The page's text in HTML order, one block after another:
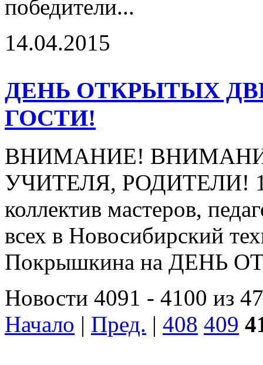
победители...
14.04.2015
ДЕНЬ ОТКРЫТЫХ
ГОСТИ!
ВНИМАНИЕ!
УЧИТЕЛЯ, РОДИТЕЛИ! 15
коллектив мастеров,
всех в Новосибирский
Покрышкина на ДЕНЬ
Новости 4091 - 4100 из
Начало | Пред. | 408 409